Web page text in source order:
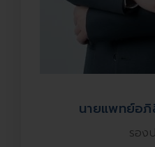
นายแพทย์อ
รอง